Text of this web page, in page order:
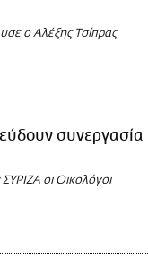
ο Αλέξης Τσίπρας
συνεργασία
οι Οικολόγοι